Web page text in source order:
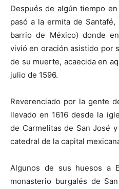
Después de algún tiempo
pasó a la ermita de
barrio de México) donde
vivió en oración asistido por
de su muerte, acaecida en
julio de 1596.
Reverenciado por la gente
llevado en 1616 desde la
de Carmelitas de San José
catedral de la capital
Algunos de sus huesos a
monasterio burgalés de